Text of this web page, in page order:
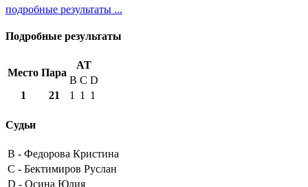
подробные результаты ...
Подробные результаты
Место Пара
AT
B C D
1
21 1 1 1
Судьи
B - Федорова Кристина
C - Бектимиров Руслан
D - Осина Юлия